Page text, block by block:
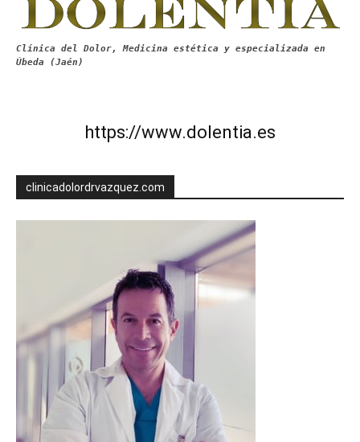
Clínica del Dolor, Medicina estética y especializada en
Úbeda (Jaén)
https://www.dolentia.es
clinicadolordrvazquez.com